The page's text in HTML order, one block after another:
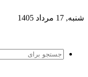
شنبه, 17 مرداد 1405